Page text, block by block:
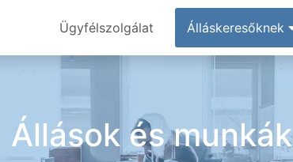
Ügyfélszolgálat Álláskeresőknek
Állások és munkák